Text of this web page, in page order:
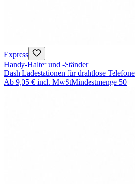
Express
Handy-Halter und -Ständer
Dash Ladestationen für drahtlose Telefone
Ab 9,05 € incl. MwStMindestmenge 50